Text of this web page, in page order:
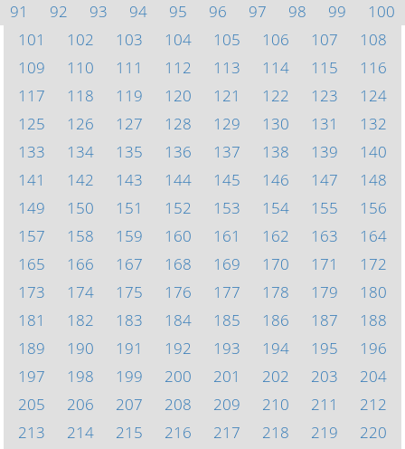
91
92 93 94 95 96 97 98 99
100
101
102 103 104 105 106 107
108
109
110 111 112 113 114 115
116
117
118 119 120 121 122 123
124
125
126 127 128 129 130 131
132
133
134 135 136 137 138 139
140
141
142 143 144 145 146 147
148
149
150 151 152 153 154 155
156
157
158 159 160 161 162 163
164
165
166 167 168 169 170 171
172
173
174 175 176 177 178 179
180
181
182 183 184 185 186 187
188
189
190 191 192 193 194 195
196
197
198 199 200 201 202 203
204
205
206 207 208 209 210 211
212
213
214 215 216 217 218 219
220